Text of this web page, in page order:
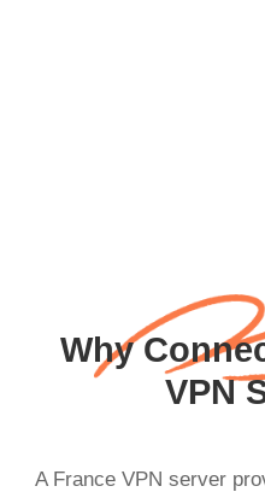
Why
VPN
A France VPN server